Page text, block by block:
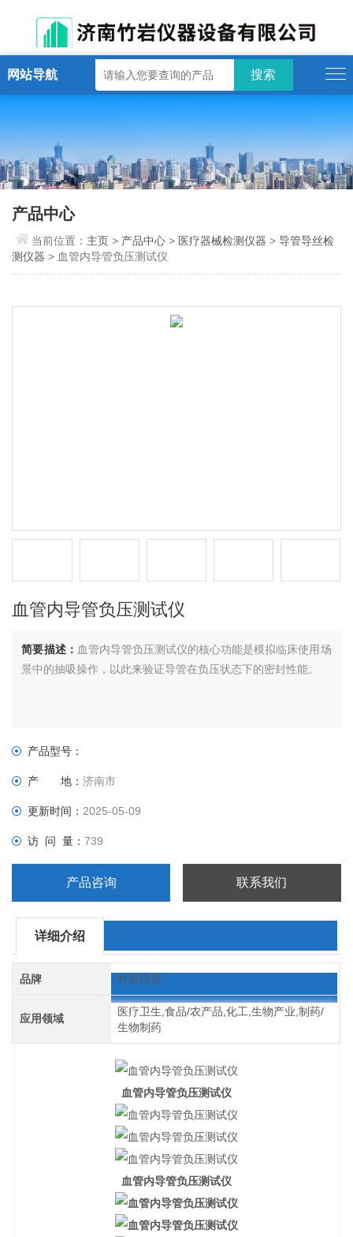
网站导航
产品中心
当前位置： 主页> 产品中心 > 医疗器械检测仪器 >导管导丝检
测仪器 > 血管内导管负压测试仪
血管内导管负压测试仪
简要描述： 血管内导管负压测试仪的核心功能是模拟临床使用场
景中的抽吸操作，以此来验证导管在负压状态下的密封性能。
产品型号：
产 地：济南市
更新时间：2025-05-09
访 问 量：739
产品咨询 联系我们
详细介绍
品牌 竹岩仪器
应用领域
医疗卫生,食品/农产品,化工,生物产业,制药/
生物制药
血管内导管负压测试仪
血管内导管负压测试仪